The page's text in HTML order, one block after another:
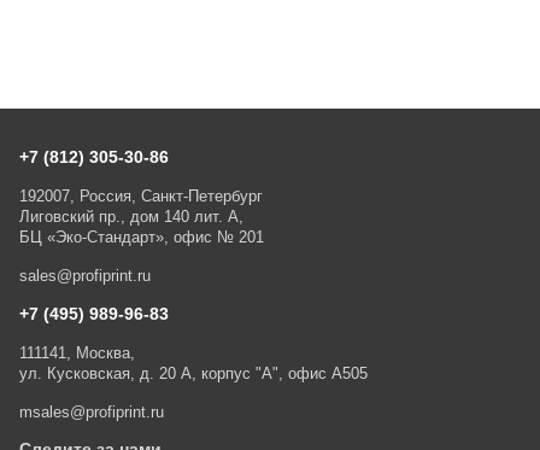
+7 (812) 305-30-86
192007, Россия, Санкт-Петербург
Лиговский пр., дом 140 лит. А,
БЦ «Эко-Стандарт», офис № 201
sales@profiprint.ru
+7 (495) 989-96-83
111141, Москва,
ул. Кусковская, д. 20 А, корпус "А", офис А505
msales@profiprint.ru